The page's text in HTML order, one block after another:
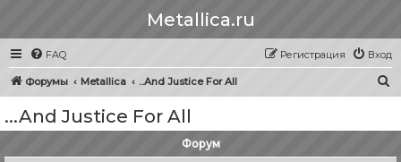
Metallica.ru
FAQ Вход
Регистрация
Форумы Metallica ...And Justice For All
...And Justice For All
Форум